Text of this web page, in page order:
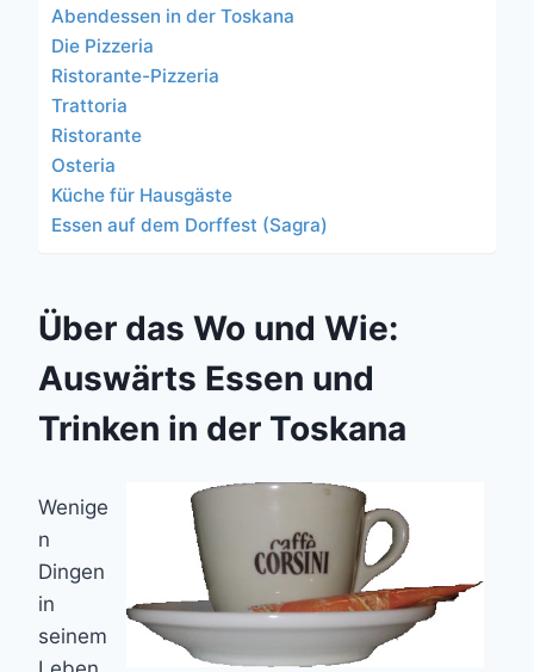
Abendessen in der Toskana
Die Pizzeria
Ristorante-Pizzeria
Trattoria
Ristorante
Osteria
Küche für Hausgäste
Essen auf dem Dorffest (Sagra)
Über das Wo und Wie:
Auswärts Essen und
Trinken in der Toskana
Wenige
n
Dingen
in
seinem